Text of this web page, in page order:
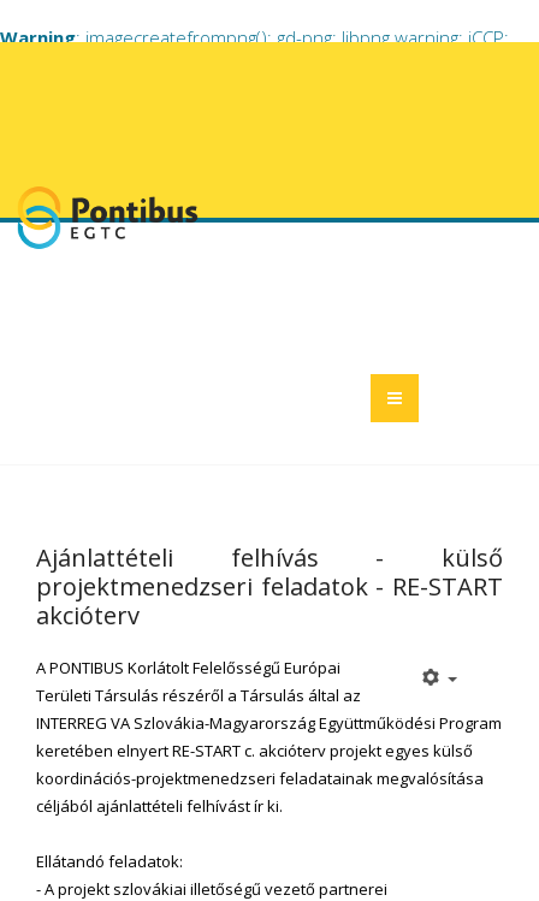
Warning: imagecreatefrompng(): gd-png: libpng warning: iCCP:
Ajánlattételi felhívás - külső
projektmenedzseri feladatok - RE-START
akcióterv
A PONTIBUS Korlátolt Felelősségű Európai
Területi Társulás részéről a Társulás által az
INTERREG VA Szlovákia-Magyarország Együttműködési Program
keretében elnyert RE-START c. akcióterv projekt egyes külső
koordinációs-projektmenedzseri feladatainak megvalósítása
céljából ajánlattételi felhívást ír ki.
Ellátandó feladatok:
- A projekt szlovákiai illetőségű vezető partnerei